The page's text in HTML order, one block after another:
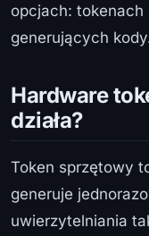
opcjach:
generujących
Hardware
działa?
Token sprzętowy
generuje
uwierzytelniania